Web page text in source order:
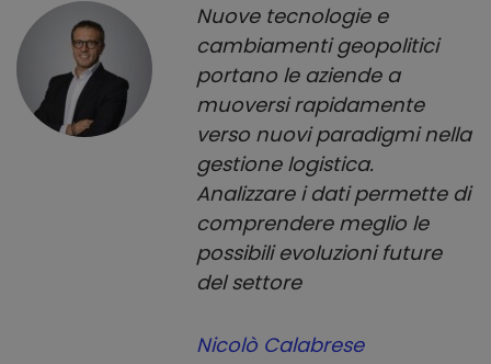
Nuove tecnologie e
cambiamenti geopolitici
portano le aziende a
muoversi rapidamente
verso nuovi paradigmi nella
gestione logistica.
Analizzare i dati permette di
comprendere meglio le
possibili evoluzioni future
del settore
Nicolò Calabrese